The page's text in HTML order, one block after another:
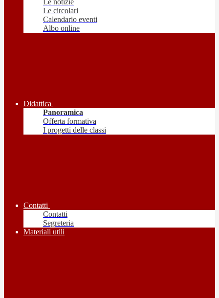
Le notizie
Le circolari
Calendario eventi
Albo online
Didattica
Panoramica
Offerta formativa
I progetti delle classi
Contatti
Contatti
Segreteria
Materiali utili